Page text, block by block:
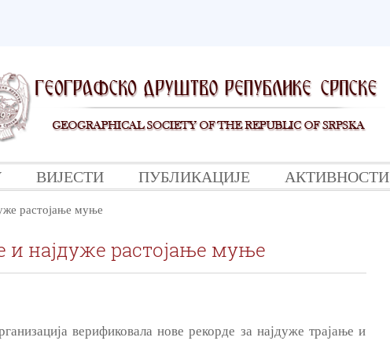
ВИЈЕСТИ ПУБЛИКАЦИЈЕ АКТИВНОСТИ
растојање муње
и најдуже растојање муње
верификовала нове рекорде за најдуже трајање и